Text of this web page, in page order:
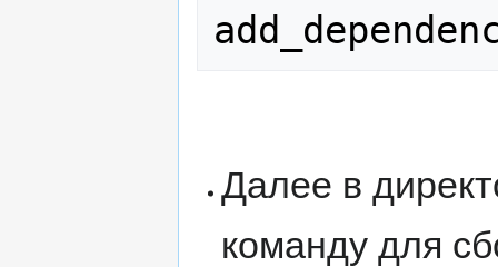
Далее в
команду для